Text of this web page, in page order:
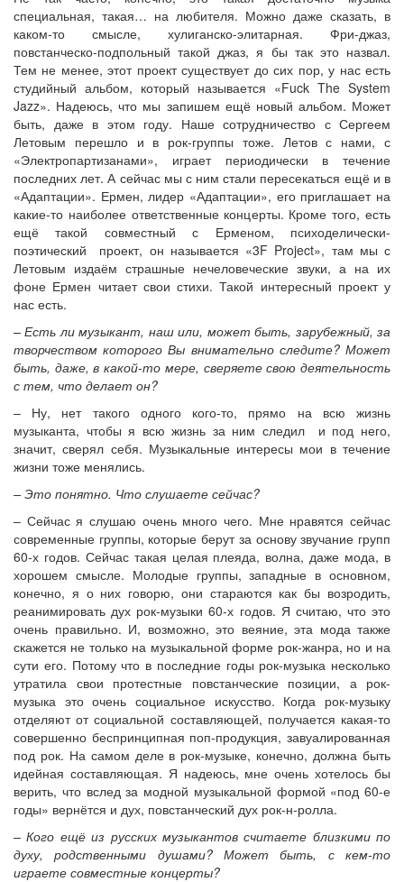
специальная, такая… на любителя. Можно даже сказать, в
каком-то смысле, хулиганско-элитарная. Фри-джаз,
повстанческо-подпольный такой джаз, я бы так это назвал.
Тем не менее, этот проект существует до сих пор, у нас есть
студийный альбом, который называется «Fuck The System
Jazz». Надеюсь, что мы запишем ещё новый альбом. Может
быть, даже в этом году. Наше сотрудничество с Сергеем
Летовым перешло и в рок-группы тоже. Летов с нами, с
«Электропартизанами», играет периодически в течение
последних лет. А сейчас мы с ним стали пересекаться ещё и в
«Адаптации». Ермен, лидер «Адаптации», его приглашает на
какие-то наиболее ответственные концерты. Кроме того, есть
ещё такой совместный с Ерменом, психоделически-
поэтический проект, он называется «3F Project», там мы с
Летовым издаём страшные нечеловеческие звуки, а на их
фоне Ермен читает свои стихи. Такой интересный проект у
нас есть.
– Есть ли музыкант, наш или, может быть, зарубежный, за
творчеством которого Вы внимательно следите? Может
быть, даже, в какой-то мере, сверяете свою деятельность
с тем, что делает он?
– Ну, нет такого одного кого-то, прямо на всю жизнь
музыканта, чтобы я всю жизнь за ним следил и под него,
значит, сверял себя. Музыкальные интересы мои в течение
жизни тоже менялись.
– Это понятно. Что слушаете сейчас?
– Сейчас я слушаю очень много чего. Мне нравятся сейчас
современные группы, которые берут за основу звучание групп
60-х годов. Сейчас такая целая плеяда, волна, даже мода, в
хорошем смысле. Молодые группы, западные в основном,
конечно, я о них говорю, они стараются как бы возродить,
реанимировать дух рок-музыки 60-х годов. Я считаю, что это
очень правильно. И, возможно, это веяние, эта мода также
скажется не только на музыкальной форме рок-жанра, но и на
сути его. Потому что в последние годы рок-музыка несколько
утратила свои протестные повстанческие позиции, а рок-
музыка это очень социальное искусство. Когда рок-музыку
отделяют от социальной составляющей, получается какая-то
совершенно беспринципная поп-продукция, завуалированная
под рок. На самом деле в рок-музыке, конечно, должна быть
идейная составляющая. Я надеюсь, мне очень хотелось бы
верить, что вслед за модной музыкальной формой «под 60-е
годы» вернётся и дух, повстанческий дух рок-н-ролла.
– Кого ещё из русских музыкантов считаете близкими по
духу, родственными душами? Может быть, с кем-то
играете совместные концерты?